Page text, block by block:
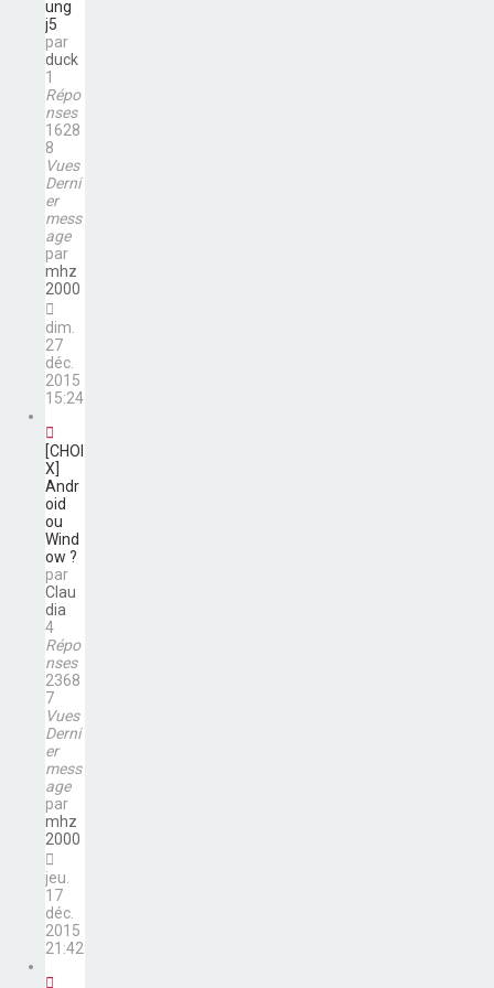
ung
j5
par
duck
1
Répo
nses
1628
8
Vues
Derni
er
mess
age
par
mhz
2000
dim.
27
déc.
2015
15:24
[CHOI
X]
Andr
oid
ou
Wind
ow ?
par
Clau
dia
4
Répo
nses
2368
7
Vues
Derni
er
mess
age
par
mhz
2000
jeu.
17
déc.
2015
21:42